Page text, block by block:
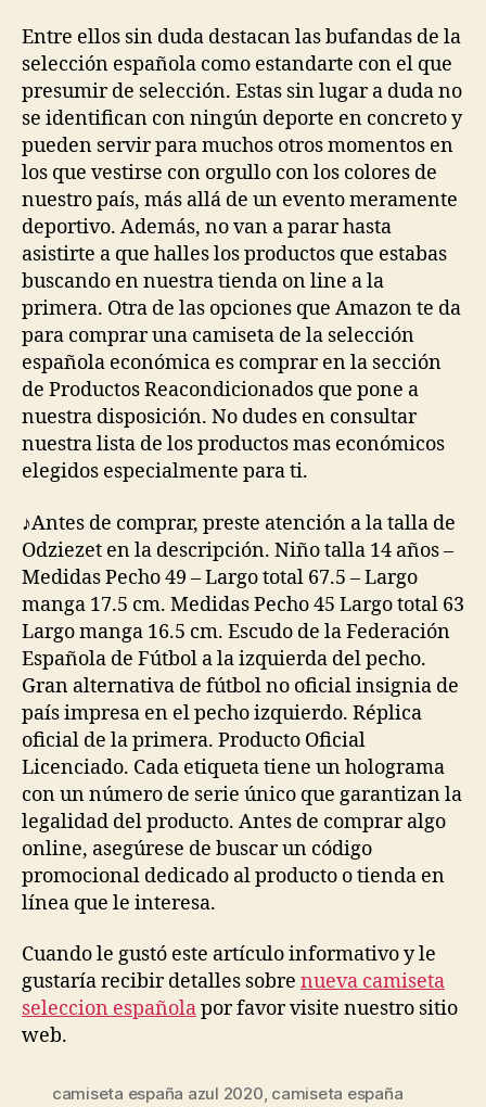
Entre ellos sin duda destacan las bufandas de la
selección española como estandarte con el que
presumir de selección. Estas sin lugar a duda no
se identifican con ningún deporte en concreto y
pueden servir para muchos otros momentos en
los que vestirse con orgullo con los colores de
nuestro país, más allá de un evento meramente
deportivo. Además, no van a parar hasta
asistirte a que halles los productos que estabas
buscando en nuestra tienda on line a la
primera. Otra de las opciones que Amazon te da
para comprar una camiseta de la selección
española económica es comprar en la sección
de Productos Reacondicionados que pone a
nuestra disposición. No dudes en consultar
nuestra lista de los productos mas económicos
elegidos especialmente para ti.
♪Antes de comprar, preste atención a la talla de
Odziezet en la descripción. Niño talla 14 años –
Medidas Pecho 49 – Largo total 67.5 – Largo
manga 17.5 cm. Medidas Pecho 45 Largo total 63
Largo manga 16.5 cm. Escudo de la Federación
Española de Fútbol a la izquierda del pecho.
Gran alternativa de fútbol no oficial insignia de
país impresa en el pecho izquierdo. Réplica
oficial de la primera. Producto Oficial
Licenciado. Cada etiqueta tiene un holograma
con un número de serie único que garantizan la
legalidad del producto. Antes de comprar algo
online, asegúrese de buscar un código
promocional dedicado al producto o tienda en
línea que le interesa.
Cuando le gustó este artículo informativo y le
gustaría recibir detalles sobre nueva camiseta
seleccion españolapor favor visite nuestro sitio
web.
camiseta españa azul 2020, camiseta españa